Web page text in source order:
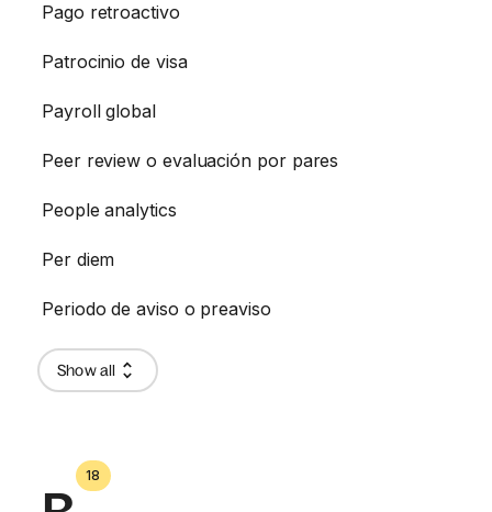
Pago retroactivo
Patrocinio de visa
Payroll global
Peer review o evaluación por pares
People analytics
Per diem
Periodo de aviso o preaviso
Show all
18